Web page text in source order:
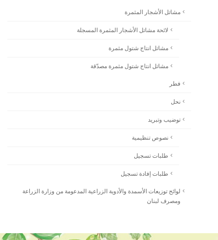
مشاتل الأشجار المثمرة
لائحة مشاتل الأشجار المثمرة المسجلة
مشاتل انتاج شتول مثمرة
مشاتل انتاج شتول مثمرة مصدّقة
فطر
نحل
توضيب وتبريد
نصوص تنظيمية
طلبات تسجيل
طلبات إفادة تسجيل
لوائح توزيعات الأسمدة والأدوية الزراعية المدعومة من وزارة الزراعة
ومصرف لبنان